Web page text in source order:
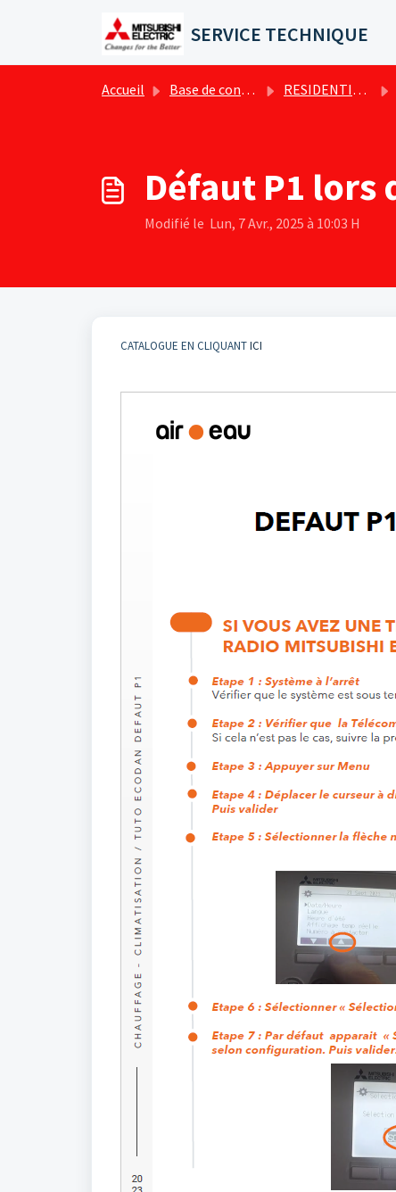
SERVICE TECHNIQUE
Accueil Base de connaissances RESIDENTIEL - Conseils & Tutos techniques
Défaut P1 lors
Modifié le Lun, 7 Avr., 2025 à 10:03 H
CATALOGUE EN CLIQUANTICI